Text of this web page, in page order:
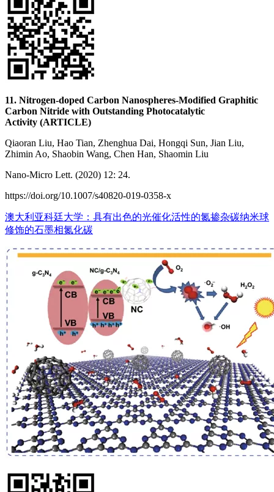
11. Nitrogen-doped Carbon Nanospheres-Modified Graphitic
Carbon Nitride with Outstanding Photocatalytic
Activity (ARTICLE)
Qiaoran Liu, Hao Tian, Zhenghua Dai, Hongqi Sun, Jian Liu,
Zhimin Ao, Shaobin Wang, Chen Han, Shaomin Liu
Nano-Micro Lett. (2020) 12: 24.
https://doi.org/10.1007/s40820-019-0358-x
澳大利亚科廷大学：具有出色的光催化活性的氮掺杂碳纳米球
修饰的石墨相氮化碳